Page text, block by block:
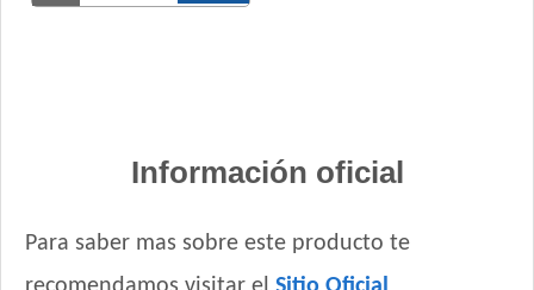
Información oficial
Para saber mas sobre este producto te